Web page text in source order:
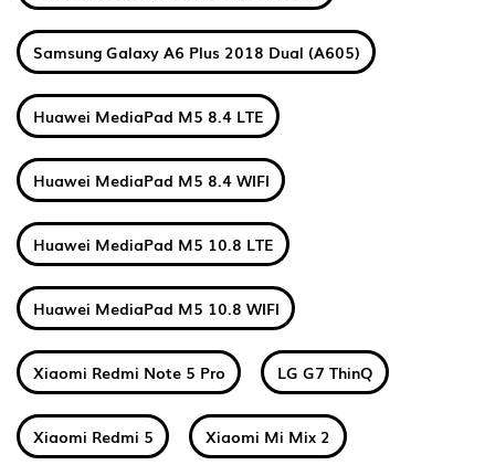
Samsung Galaxy A6 Plus 2018 Dual (A605)
Huawei MediaPad M5 8.4 LTE
Huawei MediaPad M5 8.4 WIFI
Huawei MediaPad M5 10.8 LTE
Huawei MediaPad M5 10.8 WIFI
Xiaomi Redmi Note 5 Pro LG G7 ThinQ
Xiaomi Redmi 5 Xiaomi Mi Mix 2